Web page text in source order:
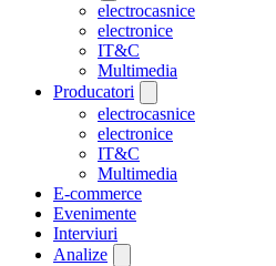
electrocasnice
electronice
IT&C
Multimedia
Producatori
electrocasnice
electronice
IT&C
Multimedia
E-commerce
Evenimente
Interviuri
Analize